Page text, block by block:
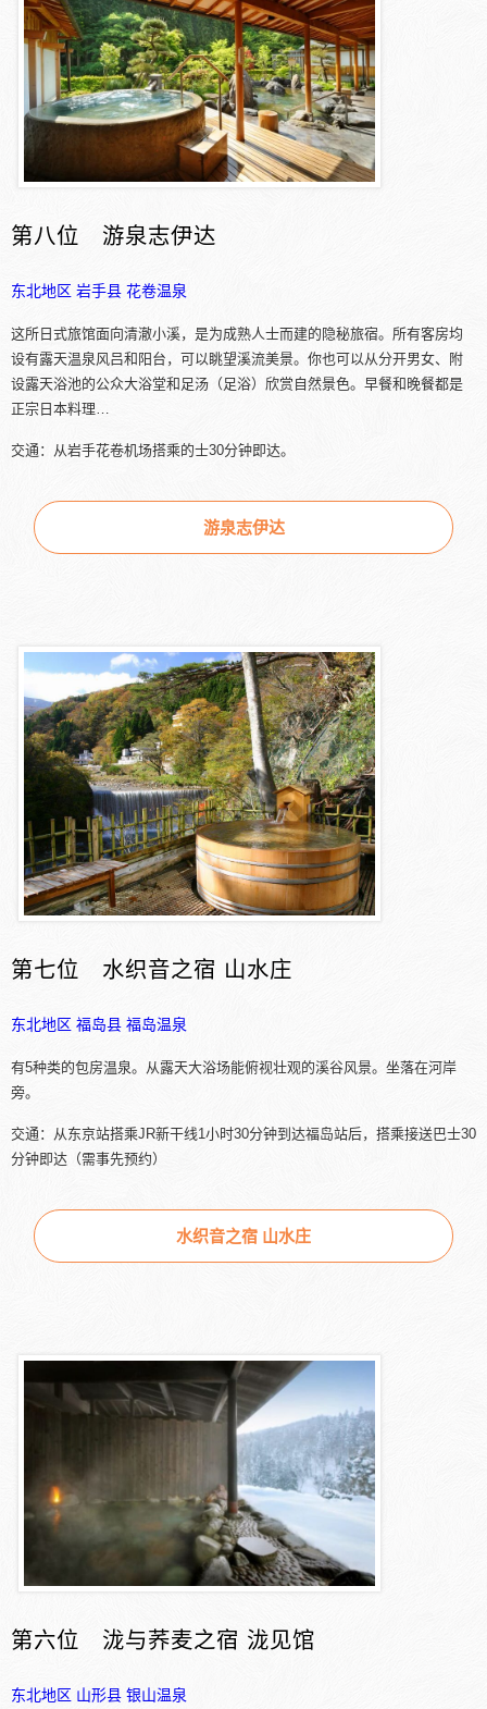
第八位 游泉志伊达
东北地区 岩手县 花卷温泉
这所日式旅馆面向清澈小溪，是为成熟人士而建的隐秘旅宿。所有客房均
设有露天温泉风吕和阳台，可以眺望溪流美景。你也可以从分开男女、附
设露天浴池的公众大浴堂和足汤（足浴）欣赏自然景色。早餐和晚餐都是
正宗日本料理…
交通：从岩手花卷机场搭乘的士30分钟即达。
游泉志伊达
第七位 水织音之宿 山水庄
东北地区 福岛县 福岛温泉
有5种类的包房温泉。从露天大浴场能俯视壮观的溪谷风景。坐落在河岸
旁。
交通：从东京站搭乘JR新干线1小时30分钟到达福岛站后，搭乘接送巴士30
分钟即达（需事先预约）
水织音之宿 山水庄
第六位 泷与荞麦之宿 泷见馆
东北地区 山形县 银山温泉